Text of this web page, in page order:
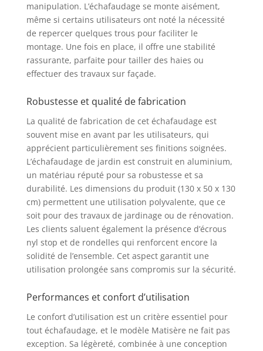
manipulation. L’échafaudage se monte aisément,
même si certains utilisateurs ont noté la nécessité
de repercer quelques trous pour faciliter le
montage. Une fois en place, il offre une stabilité
rassurante, parfaite pour tailler des haies ou
effectuer des travaux sur façade.
Robustesse et qualité de fabrication
La qualité de fabrication de cet échafaudage est
souvent mise en avant par les utilisateurs, qui
apprécient particulièrement ses finitions soignées.
L’échafaudage de jardin est construit en aluminium,
un matériau réputé pour sa robustesse et sa
durabilité. Les dimensions du produit (130 x 50 x 130
cm) permettent une utilisation polyvalente, que ce
soit pour des travaux de jardinage ou de rénovation.
Les clients saluent également la présence d’écrous
nyl stop et de rondelles qui renforcent encore la
solidité de l’ensemble. Cet aspect garantit une
utilisation prolongée sans compromis sur la sécurité.
Performances et confort d’utilisation
Le confort d’utilisation est un critère essentiel pour
tout échafaudage, et le modèle Matisère ne fait pas
exception. Sa légèreté, combinée à une conception